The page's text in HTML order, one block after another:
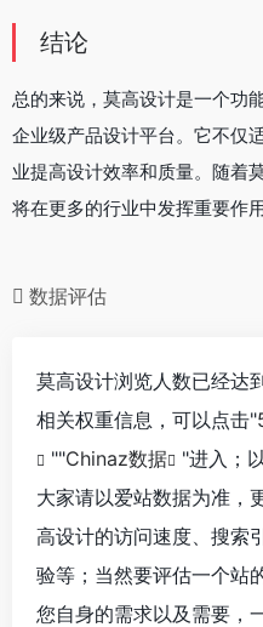
结论
总的来说，莫高设计是一个功
企业级产品设计平台。它不仅
业提高设计效率和质量。随着
将在更多的行业中发挥重要作用
数据评估
莫高设计浏览人数已经达
相关权重信息，可以点击"
""Chinaz数据
"进入；
大家请以爱站数据为准，
高设计的访问速度、搜索
验等；当然要评估一个站
您自身的需求以及需要，